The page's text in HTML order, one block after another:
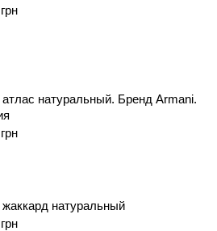
грн
натуральный. Бренд Armani.
грн
натуральный
грн